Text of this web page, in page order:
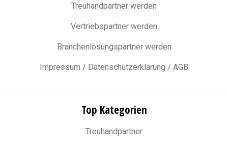
Treuhandpartner werden
Vertriebspartner werden
Branchenlösungspartner werden
Impressum / Datenschutzerklärung / AGB
Top Kategorien
Treuhandpartner